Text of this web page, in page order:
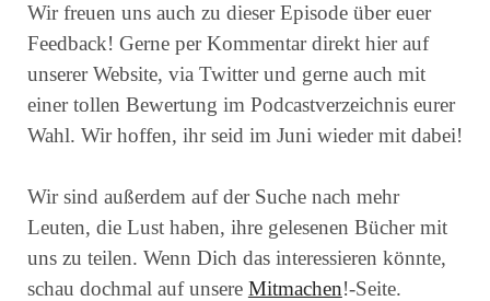
Wir freuen uns auch zu dieser Episode über euer
Feedback! Gerne per Kommentar direkt hier auf
unserer Website, via Twitter und gerne auch mit
einer tollen Bewertung im Podcastverzeichnis eurer
Wahl. Wir hoffen, ihr seid im Juni wieder mit dabei!
Wir sind außerdem auf der Suche nach mehr
Leuten, die Lust haben, ihre gelesenen Bücher mit
uns zu teilen. Wenn Dich das interessieren könnte,
schau dochmal auf unsere Mitmachen!-Seite.